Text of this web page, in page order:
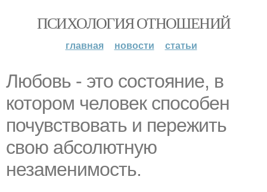
ПСИХОЛОГИЯ ОТНОШЕНИЙ
главная новости статьи
Любовь - это состояние, в
котором человек способен
почувствовать и пережить
свою абсолютную
незаменимость.